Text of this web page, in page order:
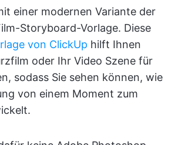
einer modernen Variante der
Storyboard-Vorlage. Diese
von ClickUp hilft Ihnen
oder Ihr Video Szene für
sodass Sie sehen können, wie
von einem Moment zum